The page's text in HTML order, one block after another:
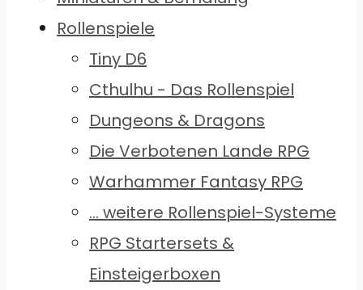
Rollenspiele
Tiny D6
Cthulhu - Das Rollenspiel
Dungeons & Dragons
Die Verbotenen Lande RPG
Warhammer Fantasy RPG
... weitere Rollenspiel-Systeme
RPG Startersets &
Einsteigerboxen